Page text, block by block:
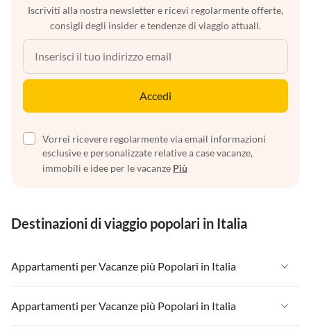
Iscriviti alla nostra newsletter e ricevi regolarmente offerte,
consigli degli insider e tendenze di viaggio attuali.
Accedi
Vorrei ricevere regolarmente via email informazioni
esclusive e personalizzate relative a case vacanze,
immobili e idee per le vacanze Più
Destinazioni di viaggio popolari in Italia
Appartamenti per Vacanze più Popolari in Italia
Appartamenti per Vacanze in Italia
Appartamenti per Vacanze in Liguria
Appartamenti per Vacanze più Popolari in Italia